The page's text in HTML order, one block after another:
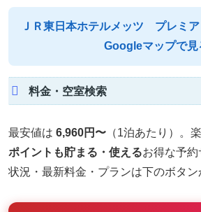
ＪＲ東日本ホテルメッツ プレミ
Googleマップで見
料金・空室検索
最安値は 6,960円〜 （1泊あたり）。
ポイントも貯まる・使えるお得な予
状況・最新料金・プランは下のボタン